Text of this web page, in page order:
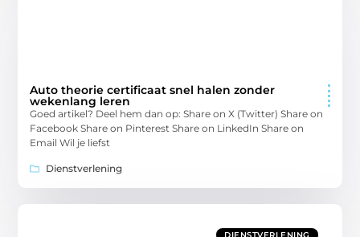
Auto theorie certificaat snel halen zonder
wekenlang leren
Goed artikel? Deel hem dan op: Share on X (Twitter) Share on
Facebook Share on Pinterest Share on LinkedIn Share on
Email Wil je liefst
Dienstverlening